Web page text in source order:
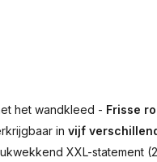
het wandkleed - Frisse
in vijf
XXL-statement